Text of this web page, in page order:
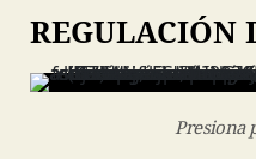
REGULACIÓN
Presiona